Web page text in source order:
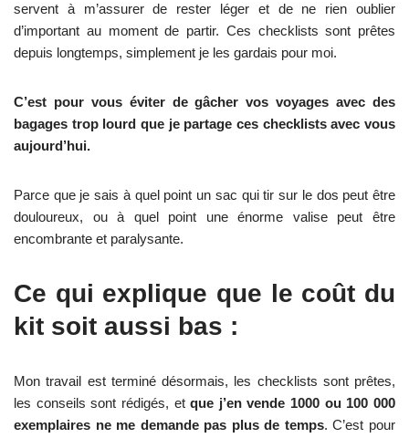
servent à m’assurer de rester léger et de ne rien oublier
d’important au moment de partir. Ces checklists sont prêtes
depuis longtemps, simplement je les gardais pour moi.
C’est pour vous éviter de gâcher vos voyages avec des
bagages trop lourd que je partage ces checklists avec vous
aujourd’hui.
Parce que je sais à quel point un sac qui tir sur le dos peut être
douloureux, ou à quel point une énorme valise peut être
encombrante et paralysante.
Ce qui explique que le coût du
kit soit aussi bas :
Mon travail est terminé désormais, les checklists sont prêtes,
les conseils sont rédigés, etque j’en vende 1000 ou 100 000
exemplaires ne me demande pas plus de temps. C’est pour